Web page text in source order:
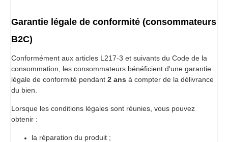
Garantie légale de conformité (consommateurs
B2C)
Conformément aux articles L217-3 et suivants du Code de la
consommation, les consommateurs bénéficient d'une garantie
légale de conformité pendant 2 ans à compter de la délivrance
du bien.
Lorsque les conditions légales sont réunies, vous pouvez
obtenir :
la réparation du produit ;